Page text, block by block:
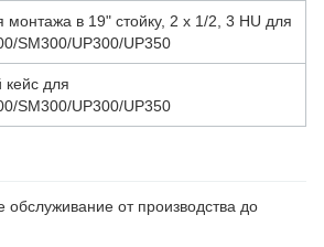
монтажа в 19" стойку, 2 x 1/2, 3 HU для
SM300/UP300/UP350
кейс для
SM300/UP300/UP350
обслуживание от производства до